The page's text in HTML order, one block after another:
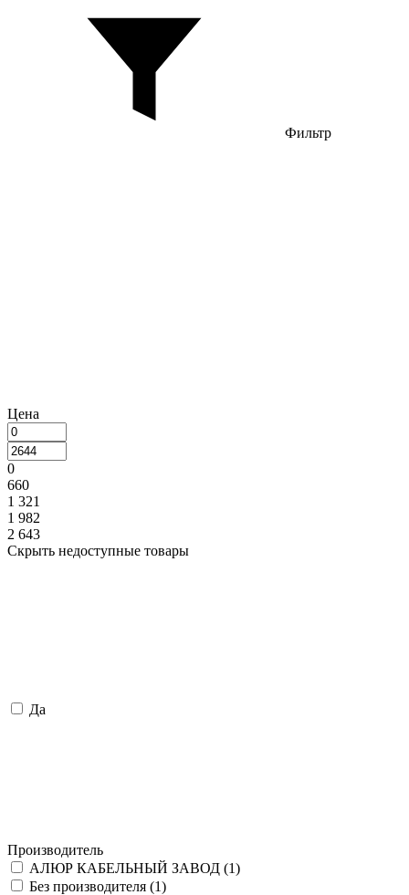
Фильтр
Цена
0
660
1 321
1 982
2 643
Скрыть недоступные товары
Да
Производитель
АЛЮР КАБЕЛЬНЫЙ ЗАВОД (1)
Без производителя (1)